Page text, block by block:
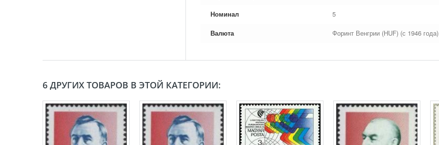
Номинал 5
Валюта Форинт Венгрии (HUF) (с 1946 года)
6 ДРУГИХ ТОВАРОВ В ЭТОЙ КАТЕГОРИИ: